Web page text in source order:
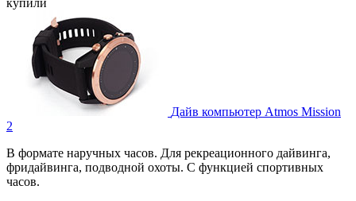
купили
Дайв компьютер Atmos Mission
2
В формате наручных часов. Для рекреационного дайвинга,
фридайвинга, подводной охоты. С функцией спортивных
часов.